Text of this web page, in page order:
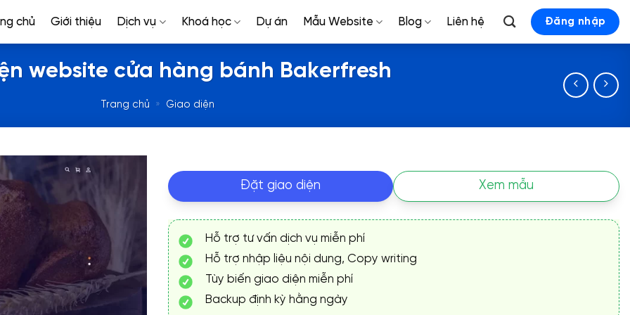
chủ Giới thiệu Dịch vụ Khoá học Dự án Mẫu Website Blog Liên hệ Đăng nhập
website cửa hàng bánh Bakerfresh
Trang chủ » Giao diện
Đặt giao diện Xem mẫu
Hỗ trợ tư vấn dịch vụ miễn phí
Hỗ trợ nhập liệu nội dung, Copy writing
Tùy biến giao diện miễn phí
Backup định kỳ hằng ngày